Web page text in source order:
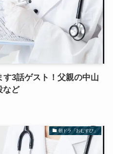
す3話ゲスト！父親の中山
など
朝ドラ「おむすび」